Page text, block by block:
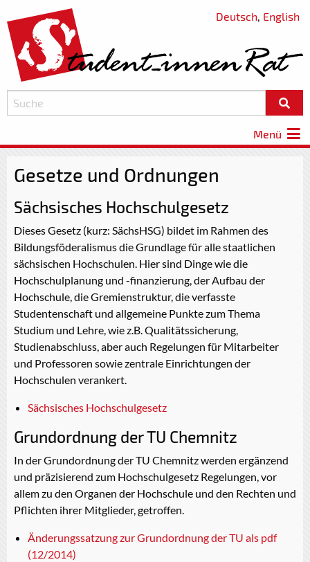
Deutsch, English
Menü
Gesetze und Ordnungen
Sächsisches Hochschulgesetz
Dieses Gesetz (kurz: SächsHSG) bildet im Rahmen des
Bildungsföderalismus die Grundlage für alle staatlichen
sächsischen Hochschulen. Hier sind Dinge wie die
Hochschulplanung und -finanzierung, der Aufbau der
Hochschule, die Gremienstruktur, die verfasste
Studentenschaft und allgemeine Punkte zum Thema
Studium und Lehre, wie z.B. Qualitätssicherung,
Studienabschluss, aber auch Regelungen für Mitarbeiter
und Professoren sowie zentrale Einrichtungen der
Hochschulen verankert.
Sächsisches Hochschulgesetz
Grundordnung der TU Chemnitz
In der Grundordnung der TU Chemnitz werden ergänzend
und präzisierend zum Hochschulgesetz Regelungen, vor
allem zu den Organen der Hochschule und den Rechten und
Pflichten ihrer Mitglieder, getroffen.
Änderungssatzung zur Grundordnung der TU als pdf
(12/2014)